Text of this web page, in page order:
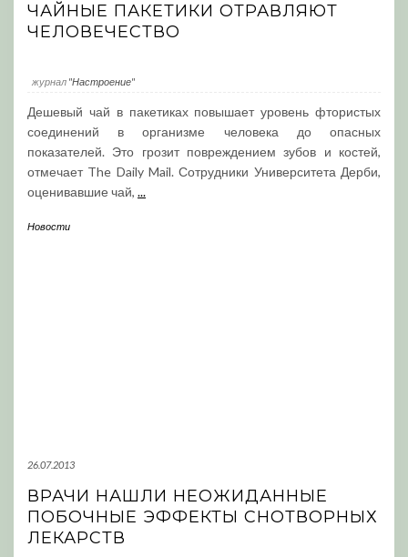
ЧАЙНЫЕ ПАКЕТИКИ ОТРАВЛЯЮТ
ЧЕЛОВЕЧЕСТВО
журнал "Настроение"
Дешевый чай в пакетиках повышает уровень фтористых
соединений в организме человека до опасных
показателей. Это грозит повреждением зубов и костей,
отмечает The Daily Mail. Сотрудники Университета Дерби,
оценивавшие чай, ...
Новости
26.07.2013
ВРАЧИ НАШЛИ НЕОЖИДАННЫЕ
ПОБОЧНЫЕ ЭФФЕКТЫ СНОТВОРНЫХ
ЛЕКАРСТВ